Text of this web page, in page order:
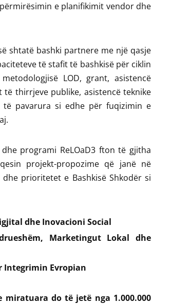
e planifikimit vendor dhe
shtatë bashki partnere me një qasje
të stafit të bashkisë për ciklin
LOD, grant, asistencë
thirrjeve publike, asistencë teknike
pavarura si edhe për fuqizimin e
programi ReLOaD3 fton të gjitha
projekt-propozime që janë në
prioritetet e Bashkisë Shkodër si
dhe Inovacioni Social
Marketingut Lokal dhe
Integrimin Evropian
do të jetë nga 1.000.000